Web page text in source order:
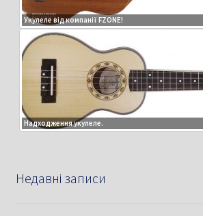
Укулеле від компанії FZONE!
Надходження укулеле.
Недавні записи